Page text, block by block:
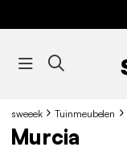
sweeek Tuinmeubelen
Murcia